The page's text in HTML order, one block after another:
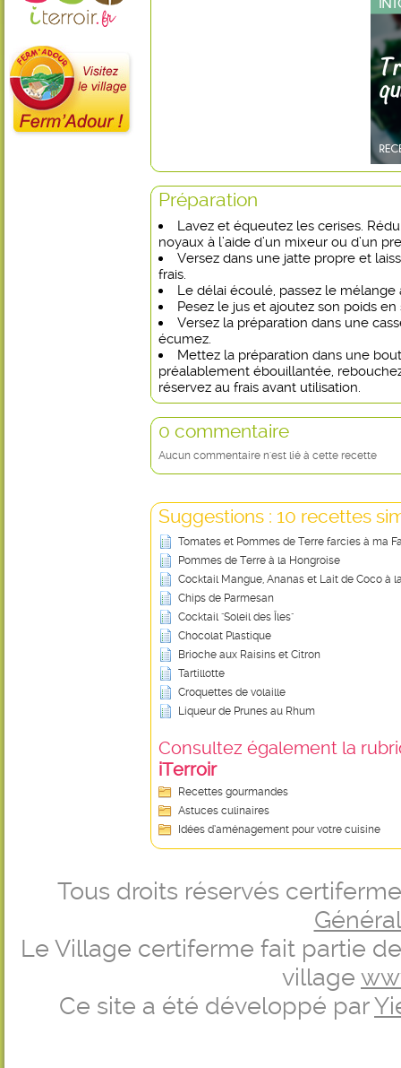
Préparation
Lavez et équeutez les cerises.
noyaux à l’aide d’un mixeur ou d’un
Versez dans une jatte propre et
frais.
Le délai écoulé, passez le mélange
Pesez le jus et ajoutez son poids en
Versez la préparation dans une
écumez.
Mettez la préparation dans une
préalablement ébouillantée,
réservez au frais avant utilisation.
0 commentaire
Aucun commentaire n'est lié à cette recette
Suggestions : 10 recettes
Tomates et Pommes de Terre farcies à ma
Pommes de Terre à la Hongroise
Cocktail Mangue, Ananas et Lait de Coco à
Chips de Parmesan
Cocktail "Soleil des Îles"
Chocolat Plastique
Brioche aux Raisins et Citron
Tartillotte
Croquettes de volaille
Liqueur de Prunes au Rhum
Consultez également la
iTerroir
Recettes gourmandes
Astuces culinaires
Idées d’aménagement pour votre cuisine
Tous droits réservés
Le Village certiferme fait partie
village
Ce site a été développé par